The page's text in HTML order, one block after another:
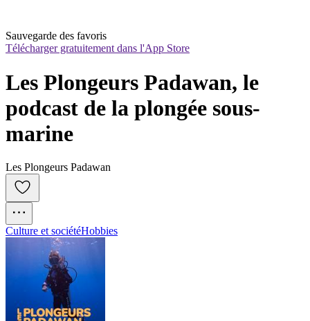
Sauvegarde des favoris
Télécharger gratuitement dans l'App Store
Les Plongeurs Padawan, le
podcast de la plongée sous-
marine
Les Plongeurs Padawan
Culture et sociétéHobbies